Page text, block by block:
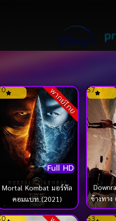
พากย์ไทย
Full HD
Mortal Kombat มอร์ทัล
คอมแบท (2021)
5.7
Downrange
ข้างทา
5.3